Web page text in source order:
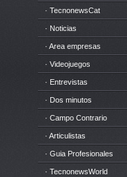
· TecnonewsCat
· Noticias
· Area empresas
· Videojuegos
· Entrevistas
· Dos minutos
· Campo Contrario
· Articulistas
· Guia Profesionales
· TecnonewsWorld